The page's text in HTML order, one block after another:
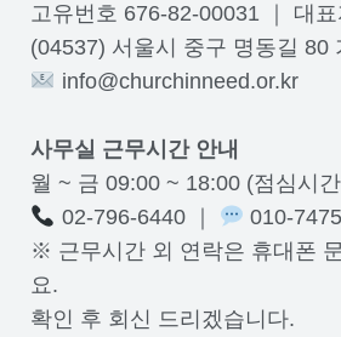
고유번호 676-82-00031 ｜ 대
(04537) 서울시 중구 명동길 80
info@churchinneed.or.kr
사무실 근무시간 안내
월 ~ 금 09:00 ~ 18:00 (점심시
02-796-6440 ｜
010-
※ 근무시간 외 연락은 휴대폰
요.
확인 후 회신 드리겠습니다.